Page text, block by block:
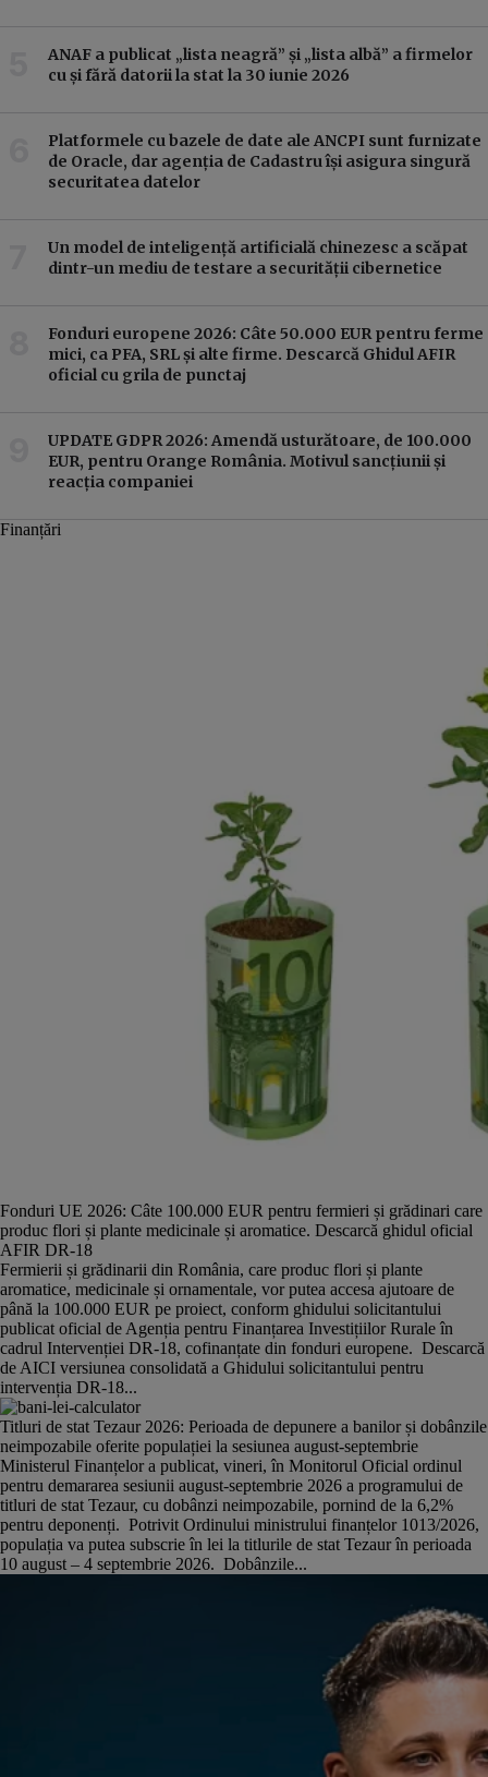
ANAF a publicat „lista neagră” și „lista albă” a firmelor
cu și fără datorii la stat la 30 iunie 2026
Platformele cu bazele de date ale ANCPI sunt furnizate
de Oracle, dar agenția de Cadastru își asigura singură
securitatea datelor
Un model de inteligență artificială chinezesc a scăpat
dintr-un mediu de testare a securității cibernetice
Fonduri europene 2026: Câte 50.000 EUR pentru ferme
mici, ca PFA, SRL și alte firme. Descarcă Ghidul AFIR
oficial cu grila de punctaj
UPDATE GDPR 2026: Amendă usturătoare, de 100.000
EUR, pentru Orange România. Motivul sancțiunii și
reacția companiei
Finanțări
Fonduri UE 2026: Câte 100.000 EUR pentru fermieri și grădinari care
produc flori și plante medicinale și aromatice. Descarcă ghidul oficial
AFIR DR-18
Fermierii și grădinarii din România, care produc flori și plante
aromatice, medicinale și ornamentale, vor putea accesa ajutoare de
până la 100.000 EUR pe proiect, conform ghidului solicitantului
publicat oficial de Agenția pentru Finanțarea Investițiilor Rurale în
cadrul Intervenției DR-18, cofinanțate din fonduri europene. Descarcă
de AICI versiunea consolidată a Ghidului solicitantului pentru
intervenția DR-18...
Titluri de stat Tezaur 2026: Perioada de depunere a banilor și dobânzile
neimpozabile oferite populației la sesiunea august-septembrie
Ministerul Finanțelor a publicat, vineri, în Monitorul Oficial ordinul
pentru demararea sesiunii august-septembrie 2026 a programului de
titluri de stat Tezaur, cu dobânzi neimpozabile, pornind de la 6,2%
pentru deponenți. Potrivit Ordinului ministrului finanțelor 1013/2026,
populația va putea subscrie în lei la titlurile de stat Tezaur în perioada
10 august – 4 septembrie 2026. Dobânzile...